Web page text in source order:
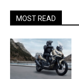
MOST READ